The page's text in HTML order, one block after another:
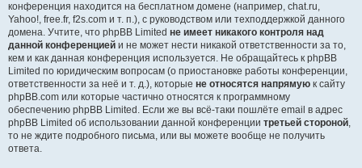
конференция находится на бесплатном домене (например, chat.ru,
Yahoo!, free.fr, f2s.com и т. п.), с руководством или техподдержкой данного
домена. Учтите, что phpBB Limited не имеет никакого контроля над
данной конференцией и не может нести никакой ответственности за то,
кем и как данная конференция используется. Не обращайтесь к phpBB
Limited по юридическим вопросам (о приостановке работы конференции,
ответственности за неё и т. д.), которые не относятся напрямую к сайту
phpBB.com или которые частично относятся к программному
обеспечению phpBB Limited. Если же вы всё-таки пошлёте email в адрес
phpBB Limited об использовании данной конференции третьей стороной,
то не ждите подробного письма, или вы можете вообще не получить
ответа.